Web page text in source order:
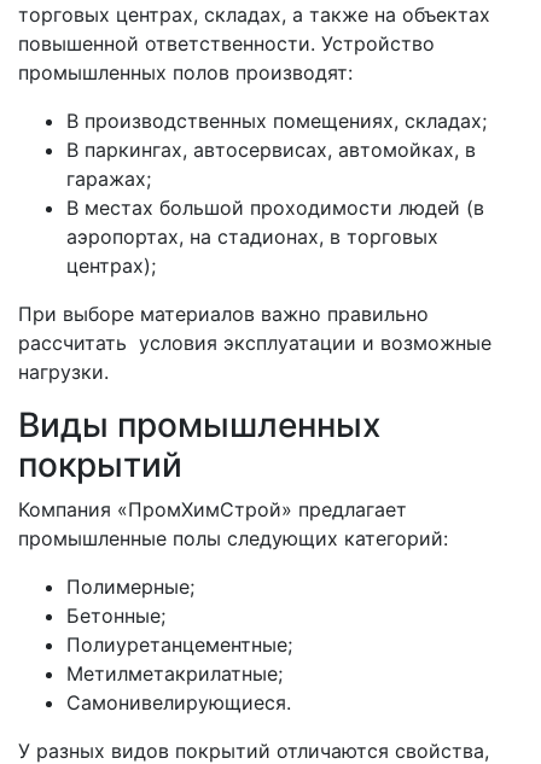
торговых центрах, складах, а также на объектах
повышенной ответственности. Устройство
промышленных полов производят:
В производственных помещениях, складах;
В паркингах, автосервисах, автомойках, в
гаражах;
В местах большой проходимости людей (в
аэропортах, на стадионах, в торговых
центрах);
При выборе материалов важно правильно
рассчитать условия эксплуатации и возможные
нагрузки.
Виды промышленных
покрытий
Компания «ПромХимСтрой» предлагает
промышленные полы следующих категорий:
Полимерные;
Бетонные;
Полиуретанцементные;
Метилметакрилатные;
Самонивелирующиеся.
У разных видов покрытий отличаются свойства,